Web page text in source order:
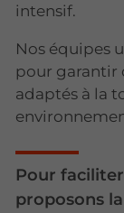
intensif.
Nos équipes
pour garantir
adaptés à la
Pour
proposons